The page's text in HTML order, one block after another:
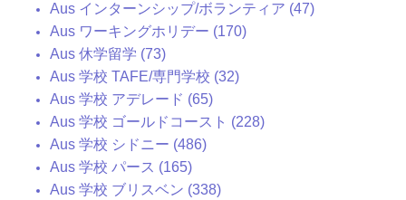
Aus インターンシップ/ボランティア (47)
Aus ワーキングホリデー (170)
Aus 休学留学 (73)
Aus 学校 TAFE/専門学校 (32)
Aus 学校 アデレード (65)
Aus 学校 ゴールドコースト (228)
Aus 学校 シドニー (486)
Aus 学校 パース (165)
Aus 学校 ブリスベン (338)